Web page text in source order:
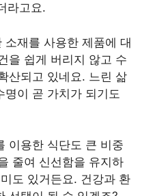
라고요.
재를 사용한 제품에 대
을 쉽게 버리지 않고 수
산되고 있네요. 느린 삶
명이 곧 가치가 되기도
이용한 식단도 큰 비중
줄여 신선함을 유지하
도 있거든요. 건강과 환